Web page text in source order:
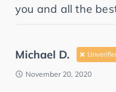
you and all the
Michael D.
November 20, 2020